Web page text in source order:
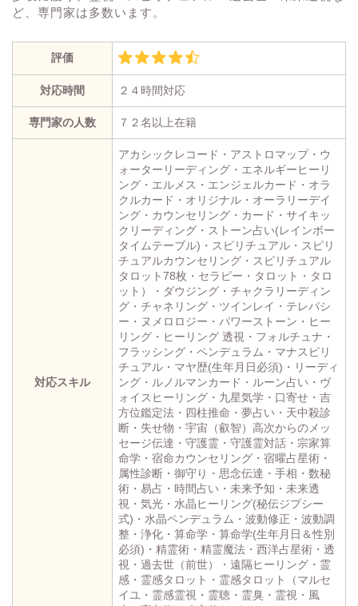
ど、専門家は多数います。
評価
対応時間 ２４時間対応
専門家の人数 ７２名以上在籍
対応スキル
アカシックレコード・アストロマップ・ウ
ォーターリーディング・エネルギーヒーリ
ング・エルメス・エンジェルカード・オラ
クルカード・オリジナル・オーラリーデイ
ング・カウンセリング・カード・サイキッ
クリーディング・ストーン占い(レインボー
タイムテーブル)・スピリチュアル・スピリ
チュアルカウンセリング・スピリチュアル
タロット78枚・セラピー・タロット・タロ
ット）・ダウジング・チャクラリーディン
グ・チャネリング・ツインレイ・テレパシ
ー・ヌメロロジー・パワーストーン・ヒー
リング・ヒーリング 透視・フォルチュナ・
フラッシング・ペンデュラム・マナスピリ
チュアル・マヤ歴(生年月日必須)・リーディ
ング・ルノルマンカード・ルーン占い・ヴ
ォイスヒーリング・九星気学・口寄せ・吉
方位鑑定法・四柱推命・夢占い・天中殺診
断・失せ物・宇宙（叡智）高次からのメッ
セージ伝達・守護霊・守護霊対話・宗家算
命学・宿命カウンセリング・宿曜占星術・
属性診断・御守り・思念伝達・手相・数秘
術・易占・時間占い・未来予知・未来透
視・気光・水晶ヒーリング(秘伝ジプシー
式)・水晶ペンデュラム・波動修正・波動調
整・浄化・算命学・算命学(生年月日＆性別
必須)・精霊術・精霊魔法・西洋占星術・透
視・過去世（前世）・遠隔ヒーリング・霊
感・霊感タロット・霊感タロット（マルセ
イユ・霊感霊視・霊聴・霊臭・霊視・風